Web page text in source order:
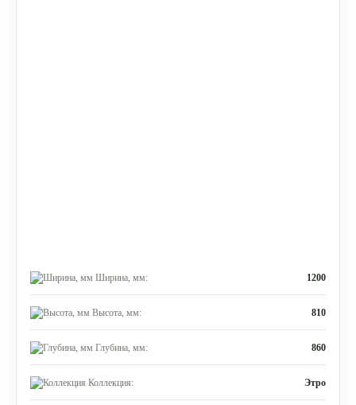
Ширина, мм: 1200
Высота, мм: 810
Глубина, мм: 860
Коллекция: Этро